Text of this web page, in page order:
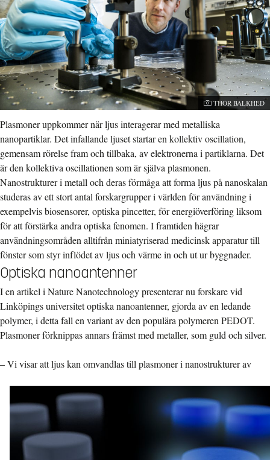
Fotograf:
THOR BALKHED
Plasmoner uppkommer när ljus interagerar med metalliska
nanopartiklar. Det infallande ljuset startar en kollektiv oscillation,
gemensam rörelse fram och tillbaka, av elektronerna i partiklarna. Det
är den kollektiva oscillationen som är själva plasmonen.
Nanostrukturer i metall och deras förmåga att forma ljus på nanoskalan
studeras av ett stort antal forskargrupper i världen för användning i
exempelvis biosensorer, optiska pincetter, för energiöverföring liksom
för att förstärka andra optiska fenomen. I framtiden hägrar
användningsområden alltifrån miniatyriserad medicinsk apparatur till
fönster som styr inflödet av ljus och värme in och ut ur byggnader.
Optiska nanoantenner
I en artikel i Nature Nanotechnology presenterar nu forskare vid
Linköpings universitet optiska nanoantenner, gjorda av en ledande
polymer, i detta fall en variant av den populära polymeren PEDOT.
Plasmoner förknippas annars främst med metaller, som guld och silver.
– Vi visar att ljus kan omvandlas till plasmoner i nanostrukturer av